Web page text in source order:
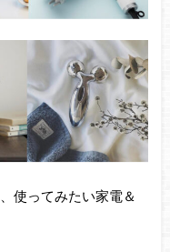
使ってみたい家電＆